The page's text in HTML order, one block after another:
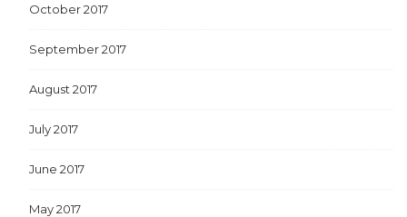
October 2017
September 2017
August 2017
July 2017
June 2017
May 2017